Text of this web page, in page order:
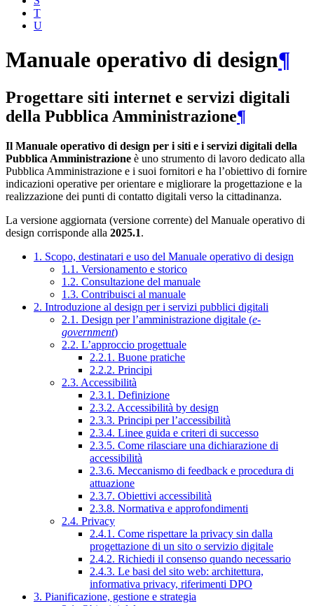
T
U
Manuale operativo di design¶
Progettare siti internet e servizi digitali
della Pubblica Amministrazione¶
Il Manuale operativo di design per i siti e i servizi digitali della
Pubblica Amministrazione è uno strumento di lavoro dedicato alla
Pubblica Amministrazione e i suoi fornitori e ha l’obiettivo di fornire
indicazioni operative per orientare e migliorare la progettazione e la
realizzazione dei punti di contatto digitali verso la cittadinanza.
La versione aggiornata (versione corrente) del Manuale operativo di
design corrisponde alla 2025.1.
1. Scopo, destinatari e uso del Manuale operativo di design
1.1. Versionamento e storico
1.2. Consultazione del manuale
1.3. Contribuisci al manuale
2. Introduzione al design per i servizi pubblici digitali
2.1. Design per l’amministrazione digitale (e-
government)
2.2. L’approccio progettuale
2.2.1. Buone pratiche
2.2.2. Principi
2.3. Accessibilità
2.3.1. Definizione
2.3.2. Accessibilità by design
2.3.3. Principi per l’accessibilità
2.3.4. Linee guida e criteri di successo
2.3.5. Come rilasciare una dichiarazione di
accessibilità
2.3.6. Meccanismo di feedback e procedura di
attuazione
2.3.7. Obiettivi accessibilità
2.3.8. Normativa e approfondimenti
2.4. Privacy
2.4.1. Come rispettare la privacy sin dalla
progettazione di un sito o servizio digitale
2.4.2. Richiedi il consenso quando necessario
2.4.3. Le basi del sito web: architettura,
informativa privacy, riferimenti DPO
3. Pianificazione, gestione e strategia